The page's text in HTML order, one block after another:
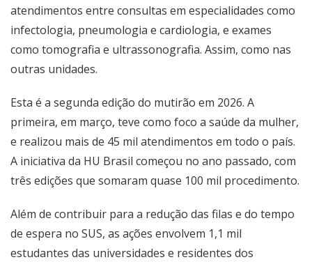
atendimentos entre consultas em especialidades como
infectologia, pneumologia e cardiologia, e exames
como tomografia e ultrassonografia. Assim, como nas
outras unidades.
Esta é a segunda edição do mutirão em 2026. A
primeira, em março, teve como foco a saúde da mulher,
e realizou mais de 45 mil atendimentos em todo o país.
A iniciativa da HU Brasil começou no ano passado, com
três edições que somaram quase 100 mil procedimento.
Além de contribuir para a redução das filas e do tempo
de espera no SUS, as ações envolvem 1,1 mil
estudantes das universidades e residentes dos